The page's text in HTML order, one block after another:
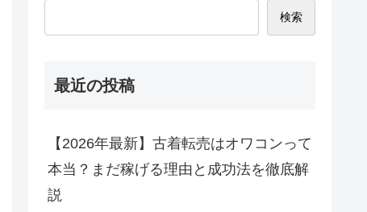
検索
最近の投稿
【2026年最新】古着転売はオワコンって
本当？まだ稼げる理由と成功法を徹底解
説